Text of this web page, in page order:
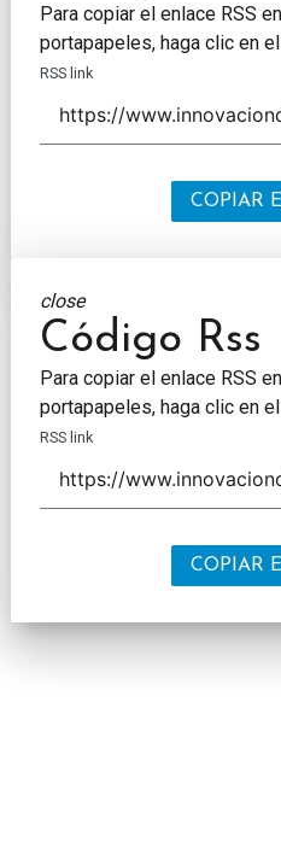
Para copiar el enlace RSS
portapapeles, haga clic en
RSS link
COPIAR
close
Código Rss
Para copiar el enlace RSS
portapapeles, haga clic en
RSS link
COPIAR